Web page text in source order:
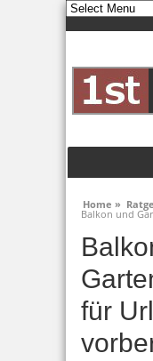
Home »
Balkon und
für